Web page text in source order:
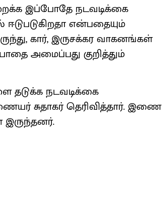
இப்போதே நடவடிக்கை
ஈடுபடுகிறதா என்பதையும்
கார், இருசக்கர வாகனங்கள்
அமைப்பது குறித்தும்
தடுக்க நடவடிக்கை
சுதாகர் தெரிவித்தார். இணை